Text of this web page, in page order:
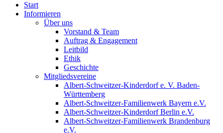
Start
Informieren
Über uns
Vorstand & Team
Auftrag & Engagement
Leitbild
Ethik
Geschichte
Mitgliedsvereine
Albert-Schweitzer-Kinderdorf e. V. Baden-
Württemberg
Albert-Schweitzer-Familienwerk Bayern e.V.
Albert-Schweitzer-Kinderdorf Berlin e.V.
Albert-Schweitzer-Familienwerk Brandenburg
e.V.